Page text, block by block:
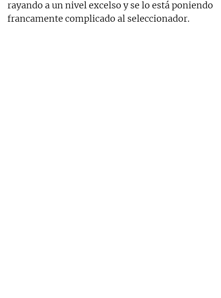
rayando a un nivel excelso y se lo está poniendo
francamente complicado al seleccionador.